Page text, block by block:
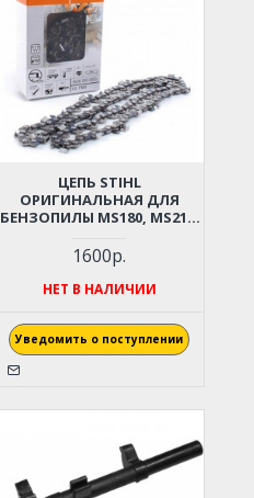
ЦЕПЬ STIHL
ОРИГИНАЛЬНАЯ ДЛЯ
БЕНЗОПИЛЫ MS180, MS210,
3/8 ШАГ, 1,3 ММ)
1600р.
НЕТ В НАЛИЧИИ
Уведомить о поступлении